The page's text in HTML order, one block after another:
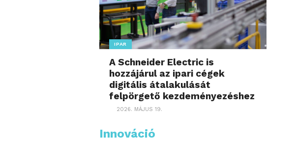
IPAR
A Schneider Electric is
hozzájárul az ipari cégek
digitális átalakulását
felpörgető kezdeményezéshez
2026. MÁJUS 19.
Innováció